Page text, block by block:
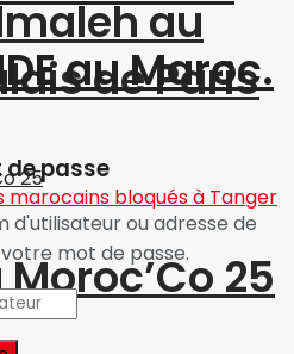
au
de Paris
25
au Maroc.
passe
d'utilisateur ou adresse de
mot de passe.